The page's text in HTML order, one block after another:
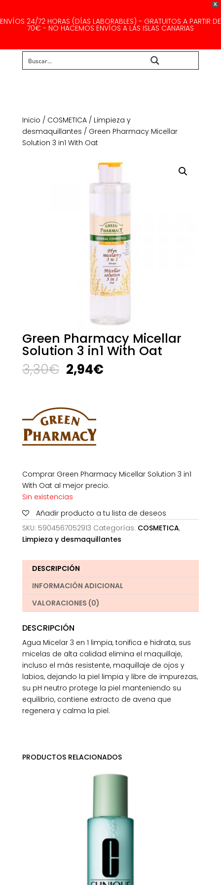
X
ENVÍOS 24/72 HORAS (DÍAS LABORABLES) - GRATUITOS A PARTIR DE
70€ - NO HACEMOS ENVÍOS A LAS ISLAS CANARIAS
Inicio / COSMETICA/ Limpieza y
desmaquillantes / Green Pharmacy Micellar
Solution 3 in1 With Oat
Green Pharmacy Micellar
Solution 3 in1 With Oat
3,30€ El
precio
era:
3,30€.
2,94€El
Comprar Green Pharmacy Micellar Solution 3 in1
With Oat al mejor precio.
Sin existencias
Añadir producto a tu lista de deseos
SKU: 5904567052913 Categorías: COSMETICA,
Limpieza y desmaquillantes
DESCRIPCIÓN
INFORMACIÓN ADICIONAL
VALORACIONES (0)
DESCRIPCIÓN
Agua Micelar 3 en 1 limpia, tonifica e hidrata, sus
micelas de alta calidad elimina el maquillaje,
incluso el más resistente, maquillaje de ojos y
labios, dejando la piel limpia y libre de impurezas,
su pH neutro protege la piel manteniendo su
equilibrio, contiene extracto de avena que
regenera y calma la piel.
PRODUCTOS RELACIONADOS